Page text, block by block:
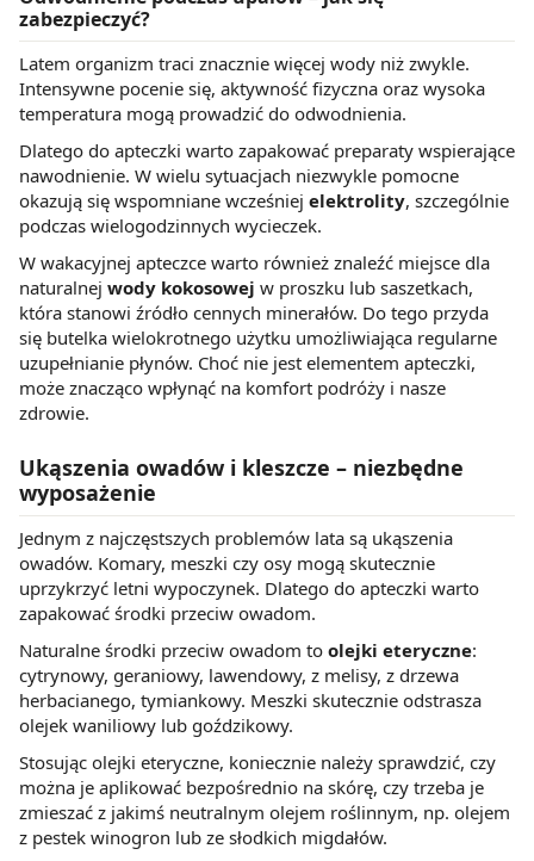
zabezpieczyć?
Latem organizm traci znacznie więcej wody niż zwykle.
Intensywne pocenie się, aktywność fizyczna oraz wysoka
temperatura mogą prowadzić do odwodnienia.
Dlatego do apteczki warto zapakować preparaty wspierające
nawodnienie. W wielu sytuacjach niezwykle pomocne
okazują się wspomniane wcześniej elektrolity, szczególnie
podczas wielogodzinnych wycieczek.
W wakacyjnej apteczce warto również znaleźć miejsce dla
naturalnej wody kokosowej w proszku lub saszetkach,
która stanowi źródło cennych minerałów. Do tego przyda
się butelka wielokrotnego użytku umożliwiająca regularne
uzupełnianie płynów. Choć nie jest elementem apteczki,
może znacząco wpłynąć na komfort podróży i nasze
zdrowie.
Ukąszenia owadów i kleszcze – niezbędne
wyposażenie
Jednym z najczęstszych problemów lata są ukąszenia
owadów. Komary, meszki czy osy mogą skutecznie
uprzykrzyć letni wypoczynek. Dlatego do apteczki warto
zapakować środki przeciw owadom.
Naturalne środki przeciw owadom to olejki eteryczne:
cytrynowy, geraniowy, lawendowy, z melisy, z drzewa
herbacianego, tymiankowy. Meszki skutecznie odstrasza
olejek waniliowy lub goździkowy.
Stosując olejki eteryczne, koniecznie należy sprawdzić, czy
można je aplikować bezpośrednio na skórę, czy trzeba je
zmieszać z jakimś neutralnym olejem roślinnym, np. olejem
z pestek winogron lub ze słodkich migdałów.